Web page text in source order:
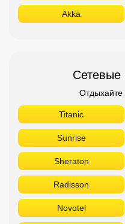
Akka
Сетевые
Отдыхайте
Titanic
Sunrise
Sheraton
Radisson
Novotel